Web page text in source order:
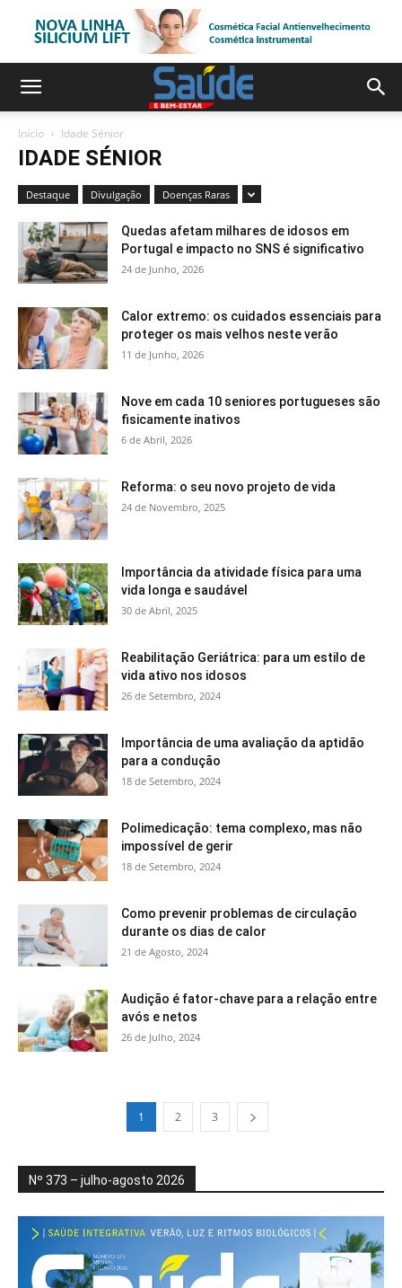
Início Idade Sénior
IDADE SÉNIOR
Destaque Divulgação Doenças Raras
Quedas afetam milhares de idosos em
Portugal e impacto no SNS é significativo
24 de Junho, 2026
Calor extremo: os cuidados essenciais para
proteger os mais velhos neste verão
11 de Junho, 2026
Nove em cada 10 seniores portugueses são
fisicamente inativos
6 de Abril, 2026
Reforma: o seu novo projeto de vida
24 de Novembro, 2025
Importância da atividade física para uma
vida longa e saudável
30 de Abril, 2025
Reabilitação Geriátrica: para um estilo de
vida ativo nos idosos
26 de Setembro, 2024
Importância de uma avaliação da aptidão
para a condução
18 de Setembro, 2024
Polimedicação: tema complexo, mas não
impossível de gerir
18 de Setembro, 2024
Como prevenir problemas de circulação
durante os dias de calor
21 de Agosto, 2024
Audição é fator-chave para a relação entre
avós e netos
26 de Julho, 2024
1 2 3
Nº 373 – julho-agosto 2026